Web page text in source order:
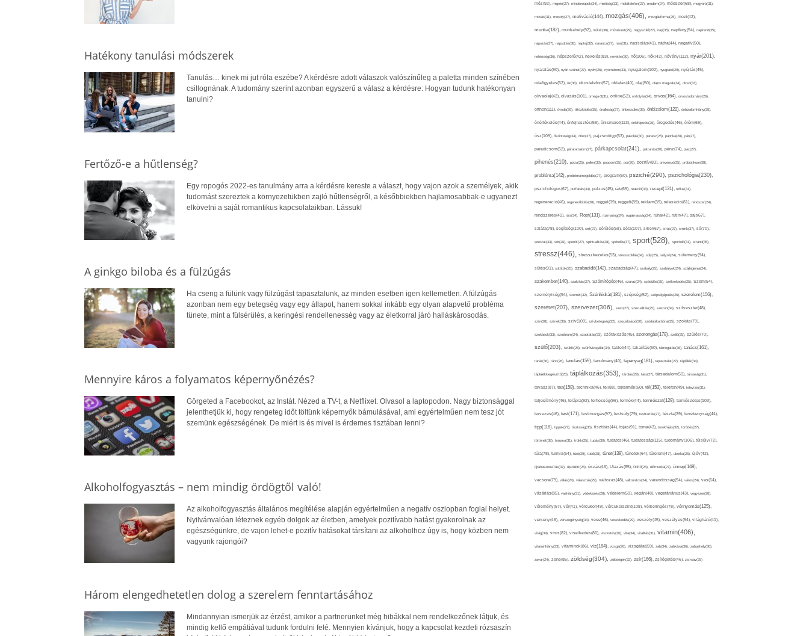
Hatékony tanulási módszerek
Tanulás… kinek mi jut róla eszébe? A kérdésre adott válaszok valószínűleg a paletta minden színében
csillognának. A tudomány szerint azonban egyszerű a válasz a kérdésre: Hogyan tudunk hatékonyan
tanulni?
Fertőző-e a hűtlenség?
Egy ropogós 2022-es tanulmány arra a kérdésre kereste a választ, hogy vajon azok a személyek, akik
tudomást szereztek a környezetükben zajló hűtlenségről, a későbbiekben hajlamosabbak-e ugyanezt
elkövetni a saját romantikus kapcsolataikban. Lássuk!
A ginkgo biloba és a fülzúgás
Ha cseng a fülünk vagy fülzúgást tapasztalunk, az minden esetben igen kellemetlen. A fülzúgás
azonban nem egy betegség vagy egy állapot, hanem sokkal inkább egy olyan alapvető probléma
tünete, mint a fülsérülés, a keringési rendellenesség vagy az életkorral járó halláskárosodás.
Mennyire káros a folyamatos képernyőnézés?
Görgeted a Facebookot, az Instát. Nézed a TV-t, a Netflixet. Olvasol a laptopodon. Nagy biztonsággal
jelenthetjük ki, hogy rengeteg időt töltünk képernyők bámulásával, ami egyértelműen nem tesz jót
szemünk egészségének. De miért is és mivel is érdemes tisztában lenni?
Alkoholfogyasztás – nem mindig ördögtől való!
Az alkoholfogyasztás általános megítélése alapján egyértelműen a negatív oszlopban foglal helyet.
Nyilvánvalóan léteznek egyéb dolgok az életben, amelyek pozitívabb hatást gyakorolnak az
egészségünkre, de vajon lehet-e pozitív hatásokat társítani az alkoholhoz úgy is, hogy közben nem
vagyunk rajongói?
Három elengedhetetlen dolog a szerelem fenntartásához
Mindannyian ismerjük az érzést, amikor a partnerünket még hibákkal nem rendelkezőnek látjuk, és
mindig kellő empátiával tudunk fordulni felé. Mennyien kívánjuk, hogy a kapcsolat kezdeti rózsaszín
méz(92), migrén(27), mindennapok(34), minőség(33), mobiltelefon(27), modern(24), módszer(68), mogyoró(31),
mosás(31), mosoly(27), motiváció(144), mozgás(406), mozgásforma(25), mozi(42),
munka(182), munkahely(92), műtét(38), művészet(29), nagyszülő(27), nap(35), napfény(54), napirend(35),
napozás(37), napsütés(38), naptej(32), narancs(27), nasi(31), nassolás(41), nátha(44), negatív(50),
nehézség(36), népszerű(42), nevelés(83), nevetés(30), nő(106), nők(42), növény(112), nyár(201),
nyaralás(90), nyári szünet(27), nyelv(26), nyomelem(33), nyugalom(102), nyugtató(29), nyújtás(45),
odafigyelés(52), ok(36), okostelefon(57), oktatás(40), olaj(50), olajos magvak(34), olcsó(33),
olívaolaj(42), olvasás(101), omega-3(31), online(52), orrfolyás(24), orvos(164), orvostudomány(26),
otthon(111), óvoda(26), öltözködés(35), önállóság(27), önbecsülés(36), önbizalom(122), önbizalomhiány(28),
önértékelés(44), önfejlesztés(59), önismeret(113), önkifejezés(26), öregedés(46), öröm(69),
ősz(109), őszinteség(34), ötlet(37), pajzsmirigy(53), pakolás(30), panasz(25), paprika(28), pár(27),
paradicsom(52), páratartalom(27), párkapcsolat(241), pattanás(30), pénz(74), piac(27),
pihenés(210), pizza(25), pollen(33), popcorn(35), por(26), pozitív(83), prevenció(25), probiotikum(38),
probléma(142), problémamegoldás(27), program(60), psziché(290), pszichológia(230),
pszichológus(67), puffadás(34), pulzus(45), rák(69), reakció(33), recept(131), reflux(31),
regeneráció(46), regenerálódás(28), reggel(39), reggeli(89), reklám(39), relaxáció(81), rendszer(24),
rendszeres(41), rizs(34), Rost(131), rozmaring(24), rugalmasság(24), ruha(42), rutin(47), sajt(67),
saláta(78), segítség(100), sejt(27), sérülés(58), séta(107), siker(67), sírás(27), smink(37), só(70),
sorozat(33), sör(26), spenót(27), spiritualitás(28), spórolás(37), sport(528), sportoló(31), strand(35),
stressz(446), stresszkezelés(53), stresszoldás(34), súly(25), súlyzó(24), sütemény(94),
sütés(91), sütőtök(25), szabadidő(142), szabadság(47), szabály(25), szabályok(24), szájhigiénia(24),
szakember(140), szakítás(27), Számítógép(46), száraz(24), szédülés(35), székrekedés(25), Szem(54),
személyiség(94), szemét(32), Szénhidrát(181), szépség(52), szépségápolás(26), szerelem(156),
szeretet(207), szervezet(306), szex(27), szexualitás(25), szezon(34), szilveszter(48),
szín(28), színek(36), szív(109), szívbetegség(32), szocializáció(30), szódabikarbóna(35), szokás(79),
szokások(33), szolárium(24), szoptatás(33), szórakozás(45), szorongás(178), szőlő(25), szülés(70),
szülő(203), szülők(25), szűrővizsgálat(34), tablet(44), takarítás(50), támogatás(36), tanács(161),
tanár(36), tánc(26), tanulás(159), tanulmány(40), tápanyag(181), tapasztalat(27), táplálék(34),
táplálékkiegészítő(25), táplálkozás(353), tárolás(29), társ(27), társadalom(50), társaság(31),
tavasz(87), tea(158), technika(46), tej(88), tejtermék(60), tél(153), telefon(49), televízió(31),
teljesítmény(46), terápia(92), terhesség(96), termék(44), természet(129), természetes(103),
tervezés(46), test(171), testmozgás(97), testsúly(79), testtartás(27), tészta(39), tevékenység(44),
tipp(118), tippek(27), tisztaság(35), tisztítás(44), tojás(91), torna(43), torokfájás(32), törődés(27),
történet(38), trauma(31), trükk(25), tudás(30), tudatos(46), tudatosság(115), tudomány(106), túlsúly(72),
túra(78), turmix(64), túró(29), tüdő(28), tünet(139), tünetek(64), türelem(47), uborka(26), újév(42),
újrahasznosítás(37), újszülött(26), úszás(46), Utazás(85), Üdítő(26), ülőmunka(27), ünnep(148),
vacsora(79), válás(24), választás(29), változás(48), változatos(24), várandósság(54), város(24), vas(64),
vásárlás(85), vashiány(31), védekezés(28), védelem(59), vegán(48), vegetáriánus(43), vegyszer(28),
vélemény(57), vér(41), vércukor(49), vércukorszint(108), vérkeringés(78), vérnyomás(125),
verseny(46), vérszegénység(34), vese(46), veszekedés(29), veszély(45), veszélyes(54), világháló(41),
virág(34), vírus(82), viselkedés(86), viszketés(30), vita(34), vitalitás(31), vitamin(406),
vitaminhiány(33), vitaminok(86), víz(184), vizsga(26), vizsgálat(59), zab(34), zabkása(36), zabpehely(36),
zavar(24), zene(85), zöldség(304), zöldségek(32), zsír(166), zsírégetés(46), zsírsav(25)